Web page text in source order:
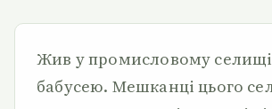
Жив у промисловому селищі
бабусею. Мешканці цього